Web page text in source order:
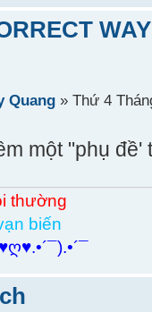
Quang » Thứ 4
một "phụ
thường
biến